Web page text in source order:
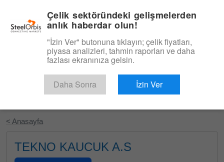
Ücretsiz Deneyin
< Anasayfa
TEKNO KAUCUK A.S
Çelik sektöründeki gelişmelerden
anlık haberdar olun!
"İzin Ver" butonuna tıklayın; çelik fiyatları,
piyasa analizleri, tahmin raporları ve daha
fazlası ekranınıza gelsin.
Daha Sonra İzin Ver